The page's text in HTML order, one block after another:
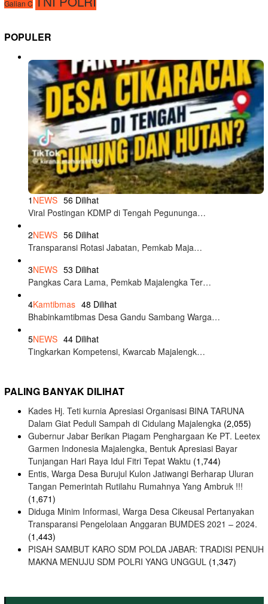
Galian C
POPULER
1 NEWS 56 Dilihat
Viral Postingan KDMP di Tengah Pegununga…
2NEWS 56 Dilihat
Transparansi Rotasi Jabatan, Pemkab Maja…
3NEWS 53 Dilihat
Pangkas Cara Lama, Pemkab Majalengka Ter…
4Kamtibmas 48 Dilihat
Bhabinkamtibmas Desa Gandu Sambang Warga…
5NEWS 44 Dilihat
Tingkarkan Kompetensi, Kwarcab Majalengk…
PALING BANYAK DILIHAT
Kades Hj. Teti kurnia Apresiasi Organisasi BINA TARUNA
Dalam Giat Peduli Sampah di Cidulang Majalengka (2,055)
Gubernur Jabar Berikan Piagam Penghargaan Ke PT. Leetex
Garmen Indonesia Majalengka, Bentuk Apresiasi Bayar
Tunjangan Hari Raya Idul Fitri Tepat Waktu (1,744)
Entis, Warga Desa Burujul Kulon Jatiwangi Berharap Uluran
Tangan Pemerintah Rutilahu Rumahnya Yang Ambruk !!!
(1,671)
Diduga Minim Informasi, Warga Desa Cikeusal Pertanyakan
Transparansi Pengelolaan Anggaran BUMDES 2021 – 2024.
(1,443)
PISAH SAMBUT KARO SDM POLDA JABAR: TRADISI PENUH
MAKNA MENUJU SDM POLRI YANG UNGGUL (1,347)